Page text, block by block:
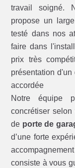
travail soigné.
propose un
testé dans nos
faire dans
prix très
présentation d'un
accordée
Notre équipe
concrétiser selon
de porte de
d’une forte
consiste à vous